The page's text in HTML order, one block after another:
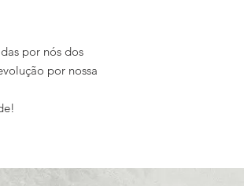
por nós dos
por nossa